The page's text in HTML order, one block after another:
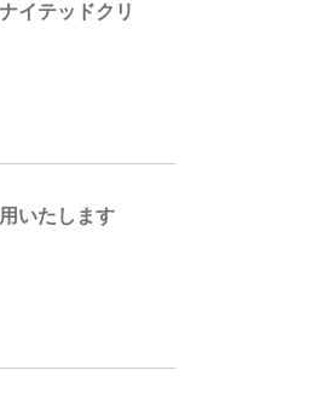
イテッドクリ
いたします